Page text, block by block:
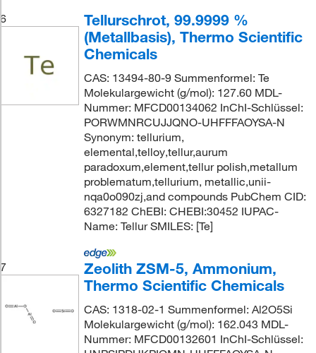
6
Tellurschrot, 99.9999 %
(Metallbasis), Thermo Scientific
Chemicals
CAS: 13494-80-9 Summenformel: Te
Molekulargewicht (g/mol): 127.60 MDL-
Nummer: MFCD00134062 InChI-Schlüssel:
PORWMNRCUJJQNO-UHFFFAOYSA-N
Synonym: tellurium,
elemental,telloy,tellur,aurum
paradoxum,element,tellur polish,metallum
problematum,tellurium, metallic,unii-
nqa0o090zj,and compounds PubChem CID:
6327182 ChEBI: CHEBI:30452 IUPAC-
Name: Tellur SMILES: [Te]
7
Zeolith ZSM-5, Ammonium,
Thermo Scientific Chemicals
CAS: 1318-02-1 Summenformel: Al2O5Si
Molekulargewicht (g/mol): 162.043 MDL-
Nummer: MFCD00132601 InChI-Schlüssel: